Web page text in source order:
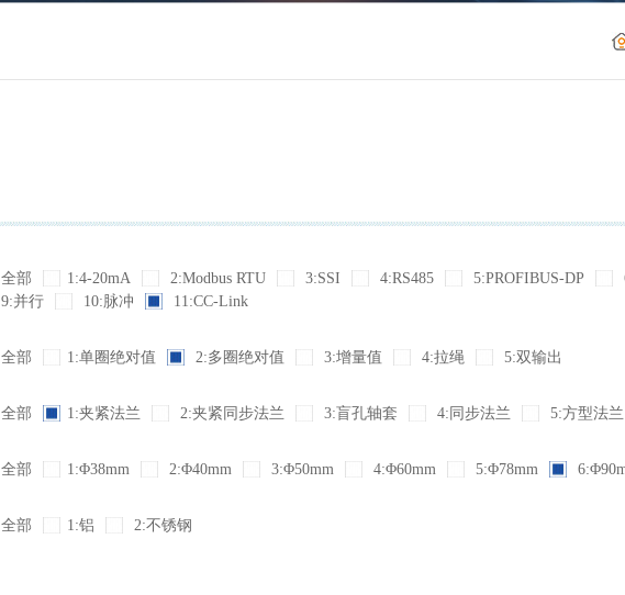
全部 1:4-20mA 2:Modbus RTU 3:SSI 4:RS485 5:PROFIBUS-DP
9:并行
10:脉冲 11:CC-Link
全部 1:单圈绝对值 2:多圈绝对值 3:增量值 4:拉绳 5:双输出
全部 1:夹紧法兰 2:夹紧同步法兰 3:盲孔轴套 4:同步法兰 5:方型法兰
全部 1:Φ38mm 2:Φ40mm 3:Φ50mm 4:Φ60mm 5:Φ78mm
全部 1:铝 2:不锈钢